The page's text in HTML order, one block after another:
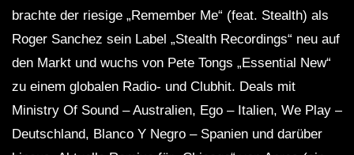
brachte der riesige „Remember Me“ (feat. Stealth) als
Roger Sanchez sein Label „Stealth Recordings“ neu auf
den Markt und wuchs von Pete Tongs „Essential New“
zu einem globalen Radio- und Clubhit. Deals mit
Ministry Of Sound – Australien, Ego – Italien, We Play –
Deutschland, Blanco Y Negro – Spanien und darüber